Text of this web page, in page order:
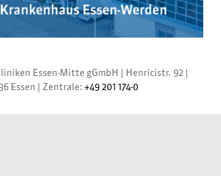
Essen-Mitte gGmbH | Henricistr. 92 |
Essen | Zentrale: +49 201 174-0